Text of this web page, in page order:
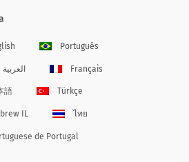
Português
العربية Français
語 Türkçe
IL ไทย
de Portugal